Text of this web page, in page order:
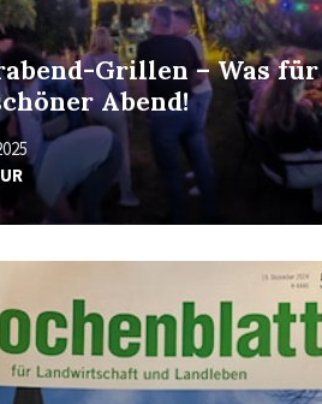
Grillen – Was für
Abend!